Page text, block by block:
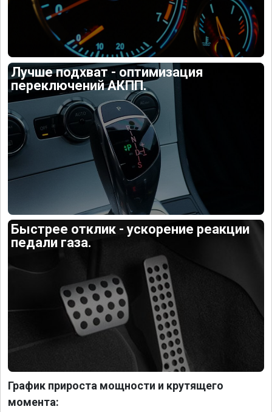
Лучше подхват - оптимизация
переключений АКПП.
Быстрее отклик - ускорение реакции
педали газа.
График прироста мощности и крутящего
момента: